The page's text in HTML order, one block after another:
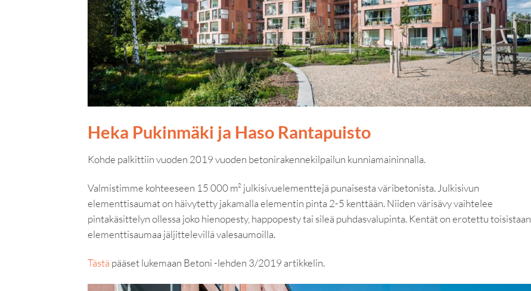
Heka Pukinmäki ja Haso Rantapuisto
Kohde palkittiin vuoden 2019 vuoden betonirakennekilpailun kunniamaininnalla.
Valmistimme kohteeseen 15 000 m² julkisivuelementtejä punaisesta väribetonista. Julkisivun
elementtisaumat on häivytetty jakamalla elementin pinta 2-5 kenttään. Niiden värisävy vaihtelee
pintakäsittelyn ollessa joko hienopesty, happopesty tai sileä puhdasvalupinta. Kentät on erotettu toisistaan
elementtisaumaa jäljittelevillä valesaumoilla.
Tästä pääset lukemaan Betoni -lehden 3/2019 artikkelin.